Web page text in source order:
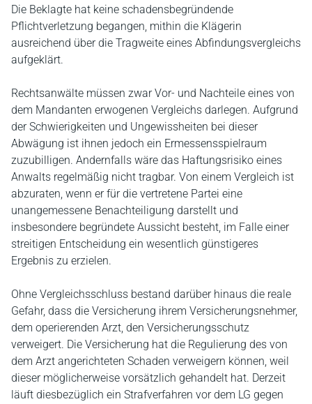
Die Beklagte hat keine schadensbegründende
Pflichtverletzung begangen, mithin die Klägerin
ausreichend über die Tragweite eines Abfindungsvergleichs
aufgeklärt.
Rechtsanwälte müssen zwar Vor- und Nachteile eines von
dem Mandanten erwogenen Vergleichs darlegen. Aufgrund
der Schwierigkeiten und Ungewissheiten bei dieser
Abwägung ist ihnen jedoch ein Ermessensspielraum
zuzubilligen. Andernfalls wäre das Haftungsrisiko eines
Anwalts regelmäßig nicht tragbar. Von einem Vergleich ist
abzuraten, wenn er für die vertretene Partei eine
unangemessene Benachteiligung darstellt und
insbesondere begründete Aussicht besteht, im Falle einer
streitigen Entscheidung ein wesentlich günstigeres
Ergebnis zu erzielen.
Ohne Vergleichsschluss bestand darüber hinaus die reale
Gefahr, dass die Versicherung ihrem Versicherungsnehmer,
dem operierenden Arzt, den Versicherungsschutz
verweigert. Die Versicherung hat die Regulierung des von
dem Arzt angerichteten Schaden verweigern können, weil
dieser möglicherweise vorsätzlich gehandelt hat. Derzeit
läuft diesbezüglich ein Strafverfahren vor dem LG gegen